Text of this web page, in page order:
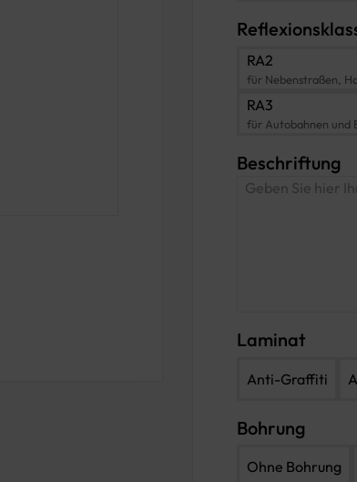
RA2
für Nebenstraßen,
RA3
für Autobahnen und
Beschriftung
Laminat
Anti-Graffiti
Bohrung
Ohne Bohrung